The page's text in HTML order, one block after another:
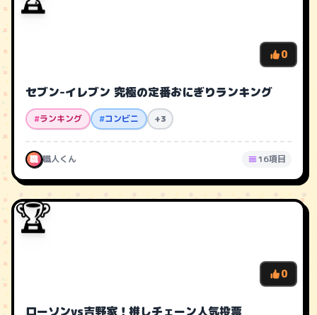
0
セブン-イレブン 究極の定番おにぎりランキング
#ランキング #コンビニ +3
職 職人くん 16項目
🏆
0
ローソンvs吉野家！推しチェーン人気投票